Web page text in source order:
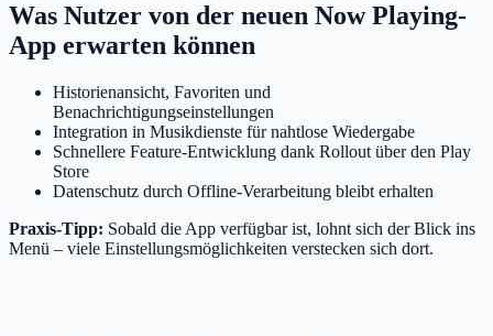
Was Nutzer von der neuen Now Playing-
App erwarten können
Historienansicht, Favoriten und
Benachrichtigungseinstellungen
Integration in Musikdienste für nahtlose Wiedergabe
Schnellere Feature-Entwicklung dank Rollout über den Play
Store
Datenschutz durch Offline-Verarbeitung bleibt erhalten
Praxis-Tipp: Sobald die App verfügbar ist, lohnt sich der Blick ins
Menü – viele Einstellungsmöglichkeiten verstecken sich dort.